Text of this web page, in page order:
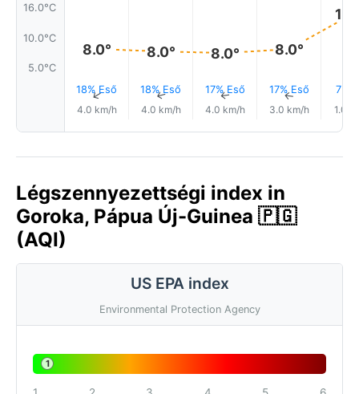
16.0°C
10.0°C
5.0°C
8.0°
18% Eső
↑
4.0 km/h
8.0°
18% Eső
↑
4.0 km/h
8.0°
17% Eső
↑
4.0 km/h
8.0°
17% Eső
↑
3.0 km/h
7%
1.0
Légszennyezettségi index in
Goroka, Pápua Új-Guinea 🇵🇬
(AQI)
US EPA index
Environmental Protection Agency
1